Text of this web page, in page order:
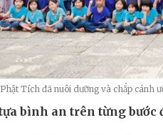
Tích đã nuôi dưỡng và chắp cánh
bình an trên từng bước